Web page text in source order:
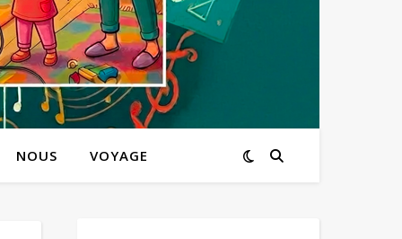
NOUS VOYAGE